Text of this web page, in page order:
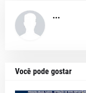
...
Você pode gostar